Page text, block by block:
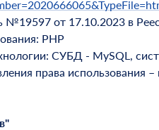
№19597 от 17.10.2023 в
PHP
СУБД - MySQL,
права использования